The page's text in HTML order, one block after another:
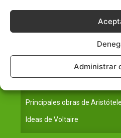
Administrar
Principales obras de
Ideas de Voltaire